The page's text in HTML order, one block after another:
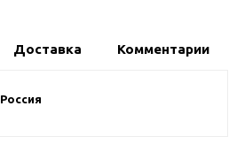
Доставка Комментарии
Россия